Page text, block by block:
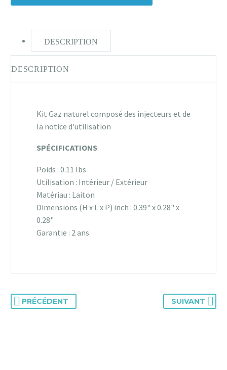
DESCRIPTION
DESCRIPTION
Kit Gaz naturel composé des injecteurs et de
la notice d'utilisation
SPÉCIFICATIONS
Poids : 0.11 lbs
Utilisation : Intérieur / Extérieur
Matériau : Laiton
Dimensions (H x L x P) inch : 0.39" x 0.28" x
0.28"
Garantie : 2 ans
PRÉCÉDENT SUIVANT